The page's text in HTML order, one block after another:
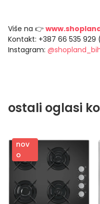
Više na 👉
Kontakt: +387 66 535 929
Instagram:
ostali oglasi
nov
o